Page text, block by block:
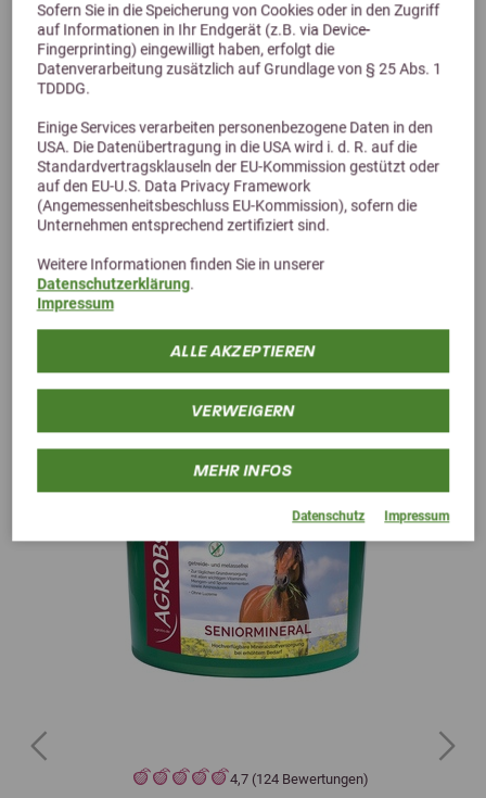
Sofern Sie in die Speicherung von Cookies oder in den Zugriff
auf Informationen in Ihr Endgerät (z.B. via Device-
Fingerprinting) eingewilligt haben, erfolgt die
Datenverarbeitung zusätzlich auf Grundlage von § 25 Abs. 1
TDDDG.
Einige Services verarbeiten personenbezogene Daten in den
USA. Die Datenübertragung in die USA wird i. d. R. auf die
Standardvertragsklauseln der EU-Kommission gestützt oder
auf den EU-U.S. Data Privacy Framework
(Angemessenheitsbeschluss EU-Kommission), sofern die
Unternehmen entsprechend zertifiziert sind.
Weitere Informationen finden Sie in unserer
Datenschutzerklärung.
Impressum
ALLE AKZEPTIEREN
VERWEIGERN
MEHR INFOS
Datenschutz Impressum
Unsere Empfehlungen
4,7 (124 Bewertungen)
Previous Next